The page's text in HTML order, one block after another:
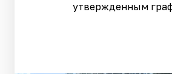
утвержденным